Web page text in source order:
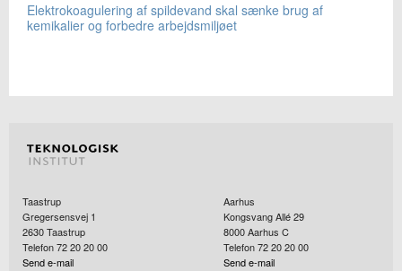
Elektrokoagulering af spildevand skal sænke brug af
kemikalier og forbedre arbejdsmiljøet
Taastrup
Gregersensvej 1
2630Taastrup
Telefon 72 20 20 00
Send e-mail
Aarhus
Kongsvang Allé 29
8000Aarhus C
Telefon 72 20 20 00
Send e-mail